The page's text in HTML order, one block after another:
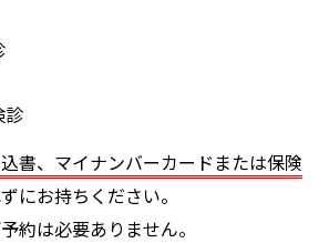
診
書、マイナンバーカードまたは保険
にお持ちください。
約は必要ありません。